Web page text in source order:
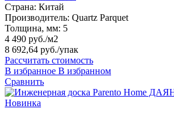
Страна: Китай
Производитель: Quartz Parquet
Толщина, мм: 5
4 490 руб./м2
8 692,64 руб./упак
Рассчитать стоимость
В избранное В избранном
Сравнить
Новинка